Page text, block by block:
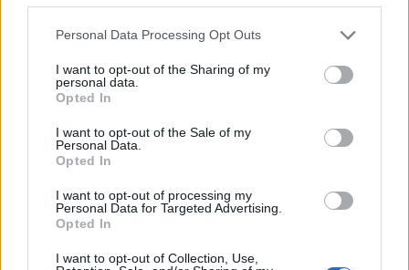
Personal Data Processing Opt Outs
I want to opt-out of the Sharing of my
personal data.
Opted In
I want to opt-out of the Sale of my
Personal Data.
Opted In
I want to opt-out of processing my
Personal Data for Targeted Advertising.
Opted In
I want to opt-out of Collection, Use,
Il materiale (testo, foto e video) consultabile in questo portale è di nostra proprietà.
Alcune foto (screenshot) ed articoli presenti su "Calciomercato Magazine" sono in parte
comunicati stampa con immagini e testi allegati ed autorizzati alla pubblicazione, e
quindi valutati di pubblico dominio. Se i soggetti o gli autori avessero qualcosa in